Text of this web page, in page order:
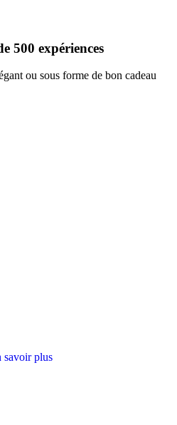
500 expériences
ou sous forme de bon cadeau
savoir plus